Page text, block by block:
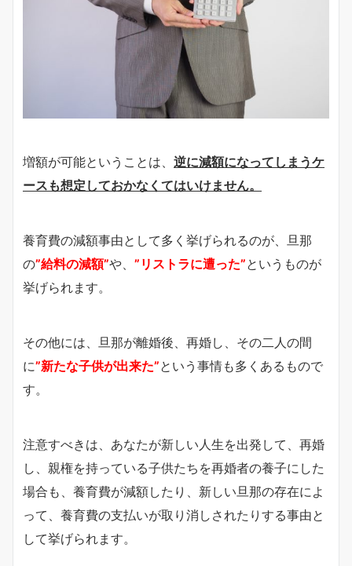
増額が可能ということは、 逆に減額になってしまうケ
ースも想定しておかなくてはいけません。
養育費の減額事由として多く挙げられるのが、旦那
の”給料の減額”や、 ”リストラに遭った”というものが
挙げられます。
その他には、旦那が離婚後、再婚し、その二人の間
に”新たな子供が出来た”という事情も多くあるもので
す。
注意すべきは、あなたが新しい人生を出発して、再婚
し、親権を持っている子供たちを再婚者の養子にした
場合も、養育費が減額したり、新しい旦那の存在によ
って、養育費の支払いが取り消しされたりする事由と
して挙げられます。